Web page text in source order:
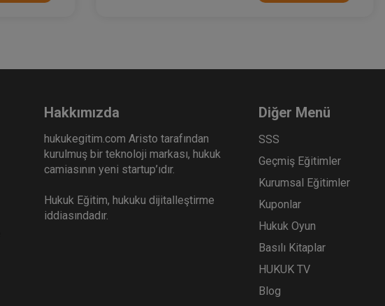
Hakkımızda
hukukegitim.com Aristo tarafından
kurulmuş bir teknoloji markası, hukuk
camiasının yeni startup’ıdır.
Hukuk Eğitim, hukuku dijitalleştirme
iddiasındadır.
Diğer Menü
SSS
Geçmiş Eğitimler
Kurumsal Eğitimler
Kuponlar
Hukuk Oyun
Basılı Kitaplar
HUKUK TV
Blog